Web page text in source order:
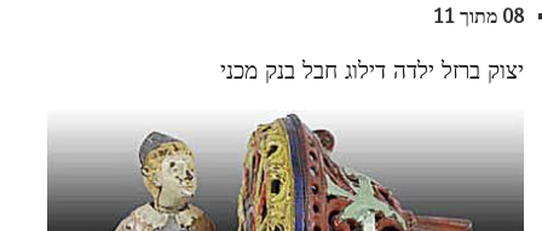
08 מתוך 11
יצוק ברזל ילדה דילוג חבל בנק מכני